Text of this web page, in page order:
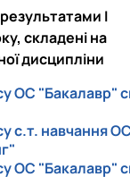
I
складені на
дисципліни
ОС "Бакалавр"
с.т. навчання
ОС "Бакалавр"